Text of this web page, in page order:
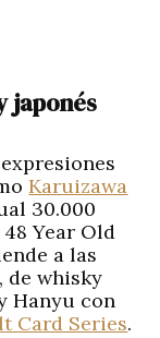
japonés
Karuizawa
30.000
Year Old
a las
de whisky
Hanyu con
Card Series.